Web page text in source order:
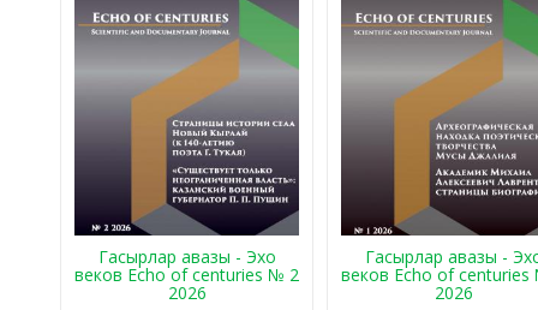
Гасырлар авазы - Эхо
веков Echo of centuries № 2
2026
Гасырлар авазы -
веков Echo of
2026